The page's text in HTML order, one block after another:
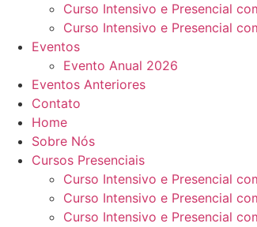
Curso Intensivo e Presencial
Curso Intensivo e Presencial
Eventos
Evento Anual 2026
Eventos Anteriores
Contato
Home
Sobre Nós
Cursos Presenciais
Curso Intensivo e Presencial
Curso Intensivo e Presencial
Curso Intensivo e Presencial